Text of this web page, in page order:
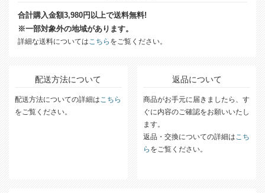
合計購入金額3,980円以上で送料無料!
※一部対象外の地域があります。
詳細な送料についてはこちら をご覧ください。
配送方法について
配送方法についての詳細はこちら
をご覧ください。
返品について
商品がお手元に届きましたら、す
ぐに内容のご確認をお願いいたし
ます。
返品・交換についての詳細はこち
ら をご覧ください。